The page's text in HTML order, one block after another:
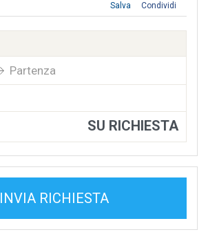
Condividi
Salva
Partenza
SU RICHIESTA
INVIA RICHIESTA